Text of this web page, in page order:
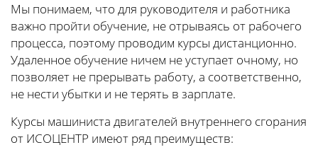
Мы понимаем, что для руководителя и работника
важно пройти обучение, не отрываясь от рабочего
процесса, поэтому проводим курсы дистанционно.
Удаленное обучение ничем не уступает очному, но
позволяет не прерывать работу, а соответственно,
не нести убытки и не терять в зарплате.
Курсы машиниста двигателей внутреннего сгорания
от ИСОЦЕНТР имеют ряд преимуществ: